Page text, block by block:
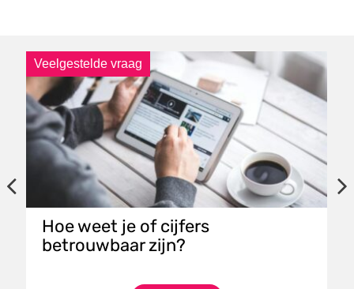
Veelgestelde vraag
Hoe weet je of cijfers
betrouwbaar zijn?